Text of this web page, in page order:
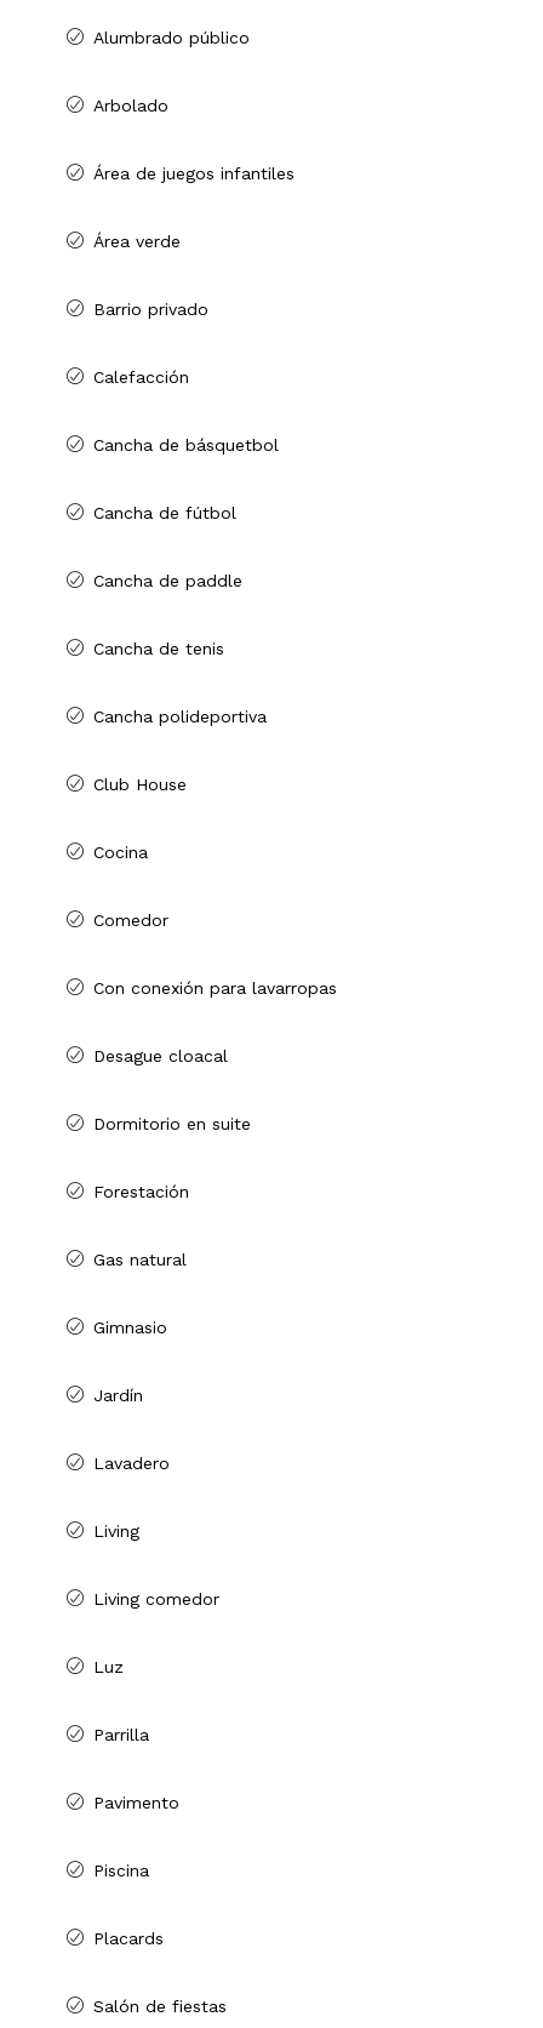
Alumbrado público
Arbolado
Área de juegos infantiles
Área verde
Barrio privado
Calefacción
Cancha de básquetbol
Cancha de fútbol
Cancha de paddle
Cancha de tenis
Cancha polideportiva
Club House
Cocina
Comedor
Con conexión para lavarropas
Desague cloacal
Dormitorio en suite
Forestación
Gas natural
Gimnasio
Jardín
Lavadero
Living
Living comedor
Luz
Parrilla
Pavimento
Piscina
Placards
Salón de fiestas